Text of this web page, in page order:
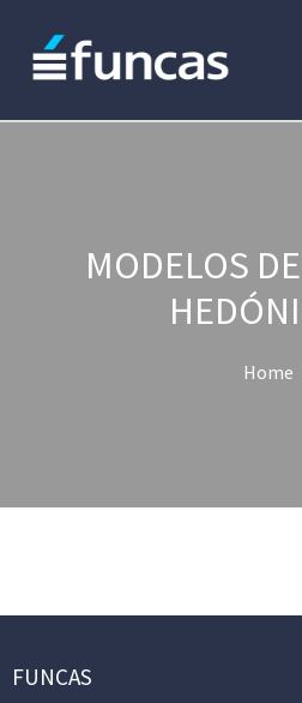
MODELOS
Home
FUNCAS